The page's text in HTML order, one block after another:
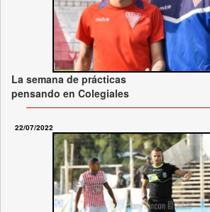
La semana de prácticas
pensando en Colegiales
22/07/2022